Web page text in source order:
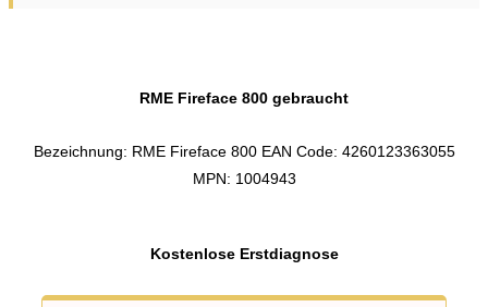
RME Fireface 800 gebraucht
Bezeichnung: RME Fireface 800 EAN Code: 4260123363055
MPN: 1004943
Kostenlose Erstdiagnose